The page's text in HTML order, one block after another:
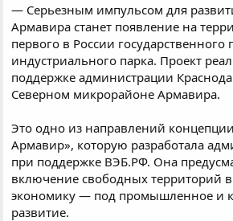
— Серьезным импульсом для
Армавира станет появление на
первого в России
индустриального парка. Проект
поддержке администрации
Северном микрорайоне Армавира.
Это одно из направлений
Армавир», которую разработала
при поддержке ВЭБ.РФ. Она
включение свободных территорий
экономику — под промышленное и
развитие.